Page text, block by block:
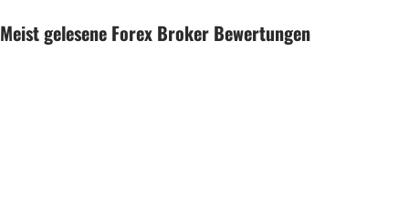
Meist gelesene Forex Broker Bewertungen